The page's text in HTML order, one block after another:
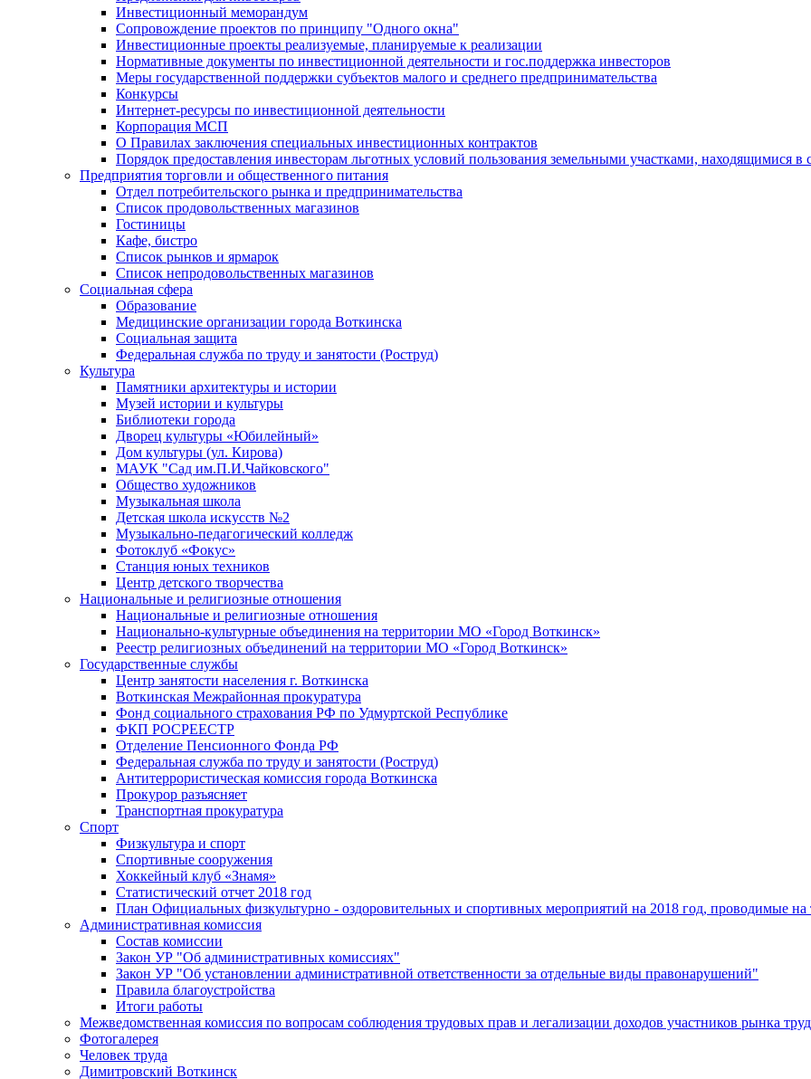
Инвестиционный меморандум
Сопровождение проектов по принципу "Oдного окна"
Инвестиционные проекты реализуемые, планируемые к реализации
Нормативные документы по инвестиционной деятельности и гос.поддержка инвесторов
Меры государственной поддержки субъектов малого и среднего предпринимательства
Конкурсы
Интернет-ресурсы по инвестиционной деятельности
Корпорация МСП
О Правилах заключения специальных инвестиционных контрактов
Порядок предоставления инвесторам льготных условий пользования земельными участками, находящимися
Предприятия торговли и общественного питания
Отдел потребительского рынка и предпринимательства
Список продовольственных магазинов
Гостиницы
Кафе, бистро
Cписок рынков и ярмарок
Список непродовольственных магазинов
Социальная сфера
Образование
Медицинские организации города Воткинска
Социальная защита
Федеральная служба по труду и занятости (Роструд)
Культура
Памятники архитектуры и истории
Музей истории и культуры
Библиотеки города
Дворец культуры «Юбилейный»
Дом культуры (ул. Кирова)
МАУК "Сад им.П.И.Чайковского"
Общество художников
Музыкальная школа
Детская школа искусств №2
Музыкально-педагогический колледж
Фотоклуб «Фокус»
Станция юных техников
Центр детского творчества
Национальные и религиозные отношения
Национальные и религиозные отношения
Национально-культурные объединения на территории МО «Город Воткинск»
Реестр религиозных объединений на территории МО «Город Воткинск»
Государственные службы
Центр занятости населения г. Воткинска
Воткинская Межрайонная прокуратура
Фонд социального страхования РФ по Удмуртской Республике
ФКП РОСРЕЕСТР
Отделение Пенсионного Фонда РФ
Федеральная служба по труду и занятости (Роструд)
Антитеррористическая комиссия города Воткинска
Прокурор разъясняет
Транспортная прокуратура
Спорт
Физкультура и спорт
Спортивные сооружения
Хоккейный клуб «Знамя»
Статистический отчет 2018 год
План Официальных физкультурно - оздоровительных и спортивных мероприятий на 2018 год, проводимые
Административная комиссия
Состав комиссии
Закон УР "Об административных комиссиях"
Закон УР "Об установлении административной ответственности за отдельные виды правонарушений"
Правила благоустройства
Итоги работы
Межведомственная комиссия по вопросам соблюдения трудовых прав и легализации доходов участников рынка
Фотогалерея
Человек труда
Димитровский Воткинск